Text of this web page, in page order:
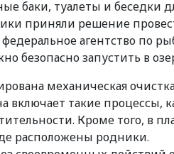
баки, туалеты и беседки
приняли решение
агентство по
безопасно запустить в
механическая
включает такие процессы,
Кроме того, в
расположены родники.